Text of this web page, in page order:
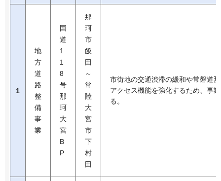
1
地
方
道
路
整
備
事
業
国
道
1
1
8
号
那
珂
大
宮
B
P
那
珂
市
飯
田
～
常
陸
大
宮
市
下
村
田
市街地の交通渋滞の緩和や常磐道
アクセス機能を強化するため、事
る。